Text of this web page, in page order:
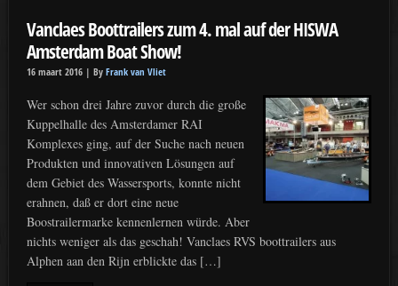
Vanclaes Boottrailers zum 4. mal auf der HISWA
Amsterdam Boat Show!
16 maart 2016 | By Frank van Vliet
Wer schon drei Jahre zuvor durch die große
Kuppelhalle des Amsterdamer RAI
Komplexes ging, auf der Suche nach neuen
Produkten und innovativen Lösungen auf
dem Gebiet des Wassersports, konnte nicht
erahnen, daß er dort eine neue
Boostrailermarke kennenlernen würde. Aber
nichts weniger als das geschah! Vanclaes RVS boottrailers aus
Alphen aan den Rijn erblickte das […]